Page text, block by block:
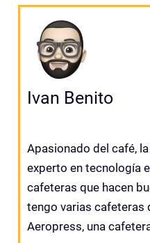
Ivan Benito
Apasionado del café,
experto en tecnología
cafeteras que hacen
tengo varias cafeteras
Aeropress, una